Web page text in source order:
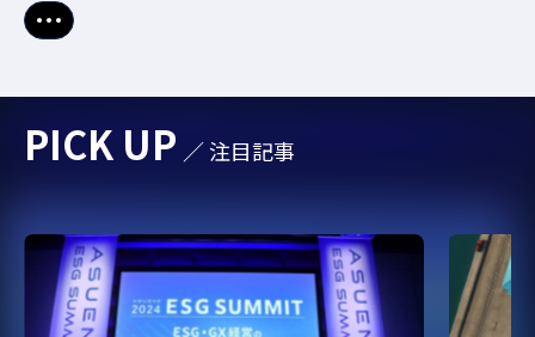
#CDPスコア
#環境課題 #作業着 #パリ協定 #GX人材 #電力
#ESGデータ #欧州規制 #人的資本
#cat1 #カーボンニュートラル #環境コンサルタント
#CO2排出削減 #ライフスタイル #欧州電池規則
さらに表示
PICK UP ／ 注目記事